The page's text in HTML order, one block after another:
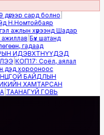
сард болно|
Н.Номтойбаяр
ажлын хүрээнд Шадар
|Бүх шатанд
гадаад
ИДЭВХТНҮҮДЭД
|КОП17: Соёл, аялал
дэд хорооноос
БАЙДЛЫН
ХАМТАРСАН
ТААНАГҮЙ ГОВЬ